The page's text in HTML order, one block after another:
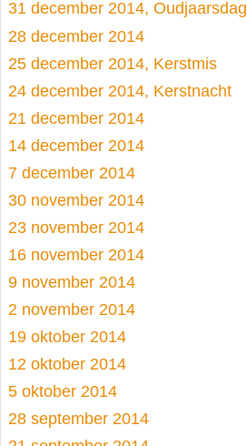
31 december 2014, Oudjaarsdag
28 december 2014
25 december 2014, Kerstmis
24 december 2014, Kerstnacht
21 december 2014
14 december 2014
7 december 2014
30 november 2014
23 november 2014
16 november 2014
9 november 2014
2 november 2014
19 oktober 2014
12 oktober 2014
5 oktober 2014
28 september 2014